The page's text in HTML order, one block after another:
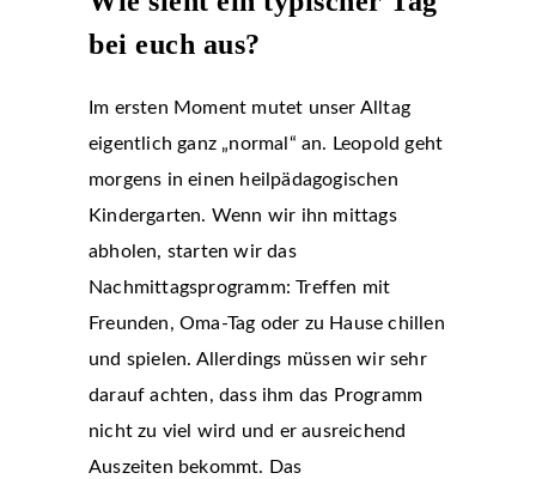
bei euch aus?
Im ersten Moment mutet unser Alltag
eigentlich ganz „normal“ an. Leopold geht
morgens in einen heilpädagogischen
Kindergarten. Wenn wir ihn mittags
abholen, starten wir das
Nachmittagsprogramm: Treffen mit
Freunden, Oma-Tag oder zu Hause chillen
und spielen. Allerdings müssen wir sehr
darauf achten, dass ihm das Programm
nicht zu viel wird und er ausreichend
Auszeiten bekommt. Das